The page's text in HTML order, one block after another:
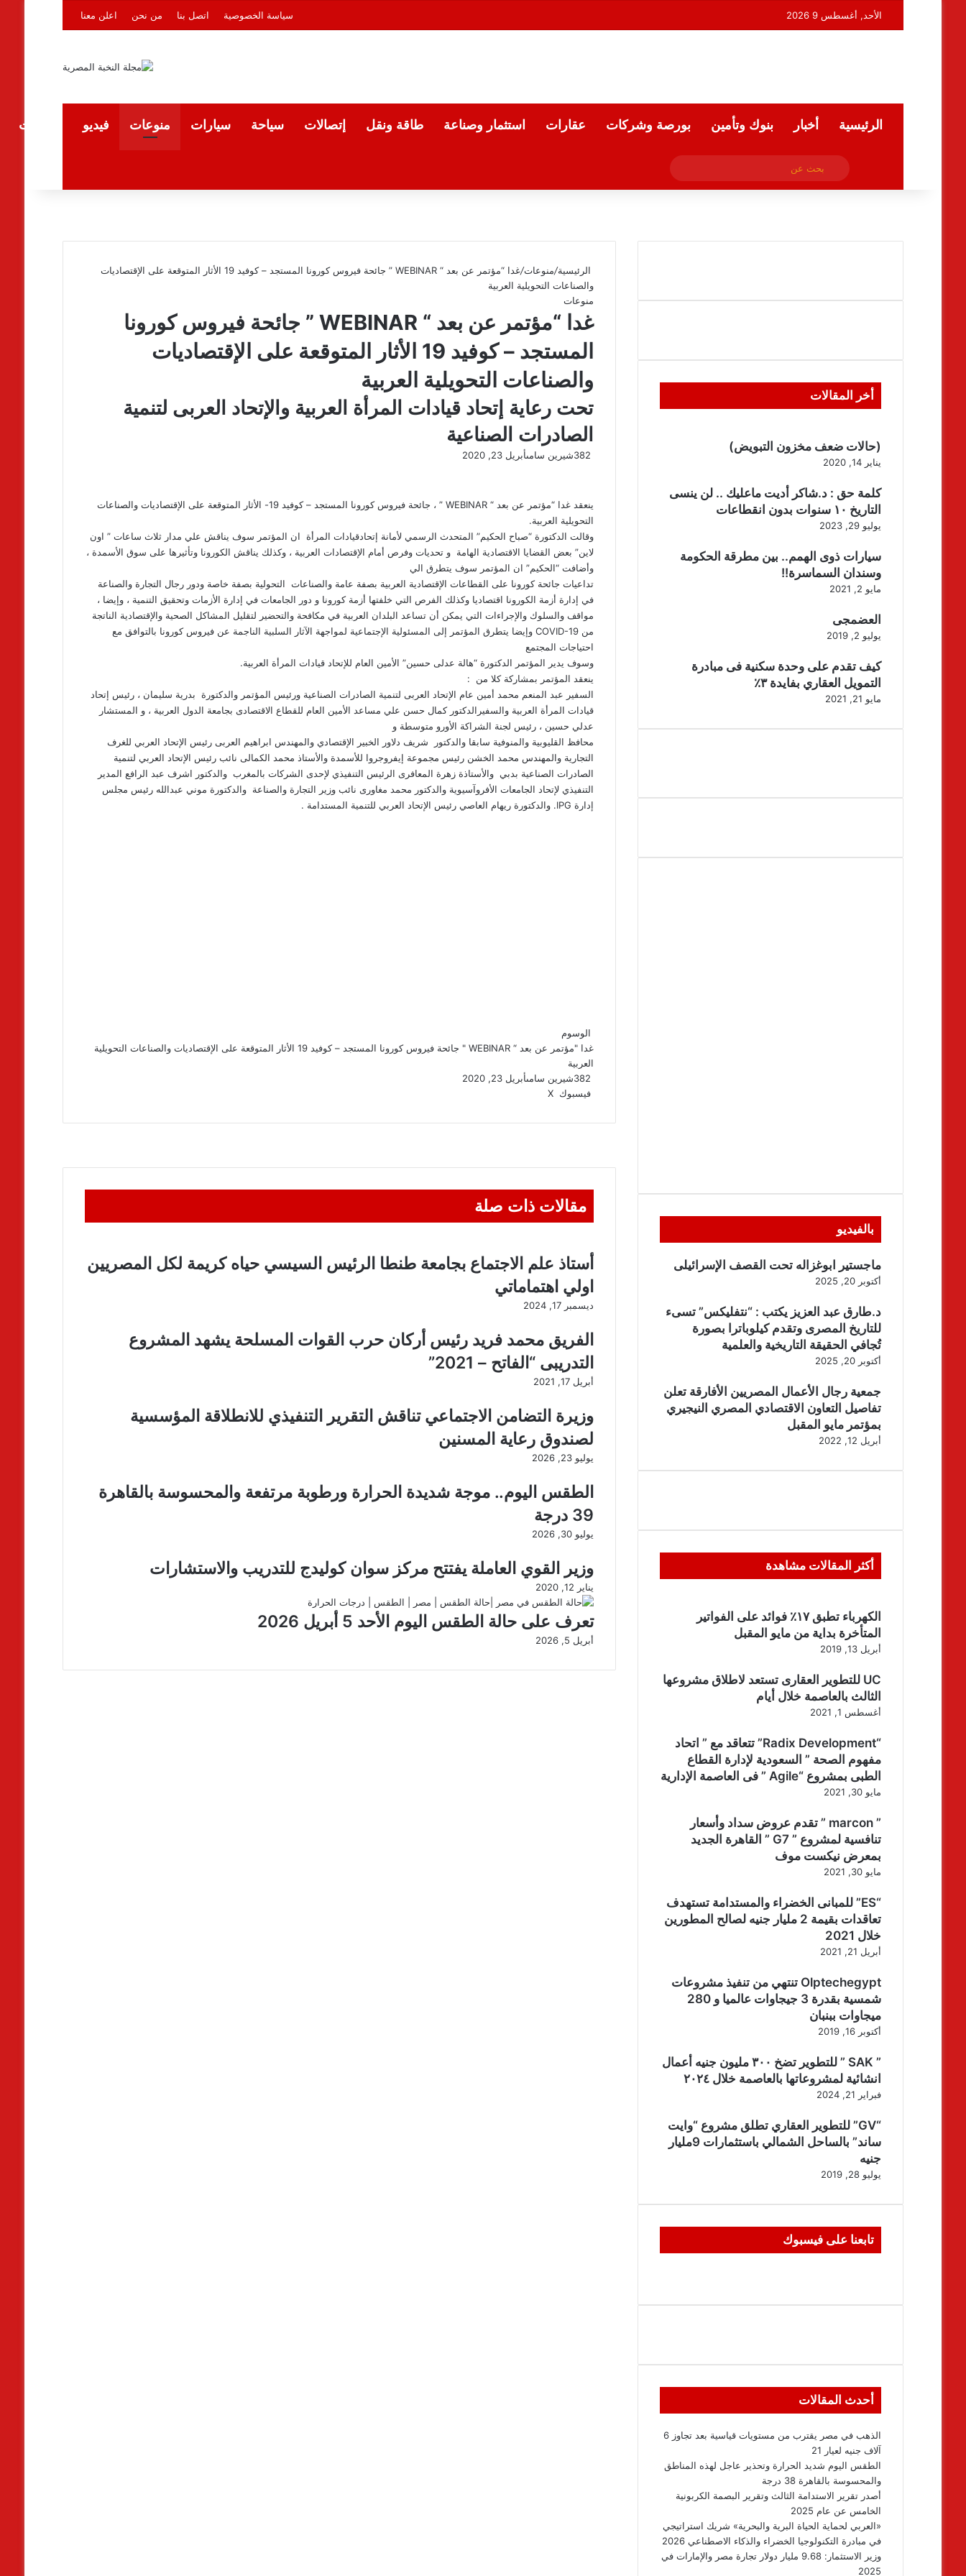
الأحد, أغسطس 9 2026 سياسة الخصوصية اتصل بنا من نحن اعلن معنا
الرئيسية أخبار بنوك وتأمين بورصة وشركات عقارات استثمار وصناعة طاقة ونقل إتصالات سياحة سيارات منوعات فيديو المقالات
فيسبوكملخص الموقع RSS
بحث
عن
الرئيسية/منوعات/
غدا “مؤتمر عن بعد “ WEBINAR ” جائحة فيروس كورونا المستجد – كوفيد 19 الأثار المتوقعة على الإقتصاديات
والصناعات التحويلية العربية
منوعات
غدا “مؤتمر عن بعد “ WEBINAR ” جائحة فيروس كورونا
المستجد – كوفيد 19 الأثار المتوقعة على الإقتصاديات
والصناعات التحويلية العربية
تحت رعاية إتحاد قيادات المرأة العربية والإتحاد العربى لتنمية
الصادرات الصناعية
شيرين سامىأبريل 23, 2020
ينعقد غدا “مؤتمر عن بعد “ WEBINAR ” ، جائحة فيروس كورونا المستجد – كوفيد 19- الأثار المتوقعة على الإقتصاديات والصناعات
التحويلية العربية.
وقالت الدكتورة “صباح الحكيم” المتحدث الرسمي لأمانة إتحادقيادات المرأة ان المؤتمر سوف يناقش علي مدار ثلاث ساعات ” اون
لاين” بعض القضايا الاقتصادية الهامة و تحديات وفرص أمام الإقتصادات العربية ، وكذلك يناقش الكورونا وتأثيرها على سوق الأسمدة ،
وأضافت “الحكيم” ان المؤتمر سوف يتطرق الي
تداعيات جائحة كورونا على القطاعات الإقتصادية العربية بصفة عامة والصناعات التحولية بصفة خاصة ودور رجال التجارة والصناعة
في إدارة أزمة الكورونا اقتصاديا وكذلك الفرص التي خلفتها أزمة كورونا و دور الجامعات في إدارة الأزمات وتحقيق التنمية ، وإيضا ،
مواقف والسلوك والإجراءات التي يمكن أن تساعد البلدان العربية في مكافحة والتحضير لتقليل المشاكل الصحية والإقتصادية الناتجة
من COVID-19 وإيضا يتطرق المؤتمر إلى المسئولية الإجتماعية لمواجهة الآثار السلبية الناجمة عن فيروس كورونا بالتوافق مع
احتياجات المجتمع
وسوف يدير المؤتمر الدكتورة “هالة عدلى حسين” الأمين العام للإتحاد قيادات المرأة العربية.
ينعقد المؤتمر بمشاركة كلا من :
السفير عبد المنعم محمد أمين عام الإتحاد العربى لتنمية الصادرات الصناعية ورئيس المؤتمر والدكتورة بدرية سليمان ، رئيس إتحاد
قيادات المرأة العربية والسفيرالدكتور كمال حسن علي مساعد الأمين العام للقطاع الاقتصادى بجامعة الدول العربية ، و المستشار
عدلي حسين ، رئيس لجنة الشراكة الأورو متوسطة و
محافظ القليوبية والمنوفية سابقا والدكتور شريف دلاور الخبير الإقتصادي والمهندس ابراهيم العربى رئيس الإتحاد العربي للغرف
التجارية والمهندس محمد الخشن رئيس مجموعة إيفروجروا للأسمدة والأستاذ محمد الكمالى نائب رئيس الإتحاد العربي لتنمية
الصادرات الصناعية بدبي والأستاذة زهرة المعافرى الرئيس التنفيذي لإحدى الشركات بالمغرب والدكتور اشرف عبد الرافع المدير
التنفيذي لإتحاد الجامعات الأفروآسيوية والدكتور محمد مغاورى نائب وزير التجارة والصناعة والدكتورة موني عبدالله رئيس مجلس
إدارة IPG. والدكتورة ريهام العاصي رئيس الإتحاد العربي للتنمية المستدامة .
الوسوم
غدا "مؤتمر عن بعد “ WEBINAR " جائحة فيروس كورونا المستجد – كوفيد 19 الأثار المتوقعة على الإقتصاديات والصناعات التحويلية
العربية
شيرين سامىأبريل 23, 2020
فيسبوك ‫X
البريد
مقالات ذات صلة
أستاذ علم الاجتماع بجامعة طنطا الرئيس السيسي حياه كريمة لكل المصريين
اولي اهتماماتي
ديسمبر 17, 2024
الفريق محمد فريد رئيس أركان حرب القوات المسلحة يشهد المشروع
التدريبى “الفاتح – 2021”
أبريل 17, 2021
وزيرة التضامن الاجتماعي تناقش التقرير التنفيذي للانطلاقة المؤسسية
لصندوق رعاية المسنين
يوليو 23, 2026
الطقس اليوم.. موجة شديدة الحرارة ورطوبة مرتفعة والمحسوسة بالقاهرة
39 درجة
يوليو 30, 2026
وزير القوي العاملة يفتتح مركز سوان كوليدج للتدريب والاستشارات
يناير 12, 2020
تعرف على حالة الطقس اليوم الأحد 5 أبريل 2026
أبريل 5, 2026
أخر المقالات
(حالات ضعف مخزون التبويض)
يناير 14, 2020
كلمة حق : د.شاكر أديت ماعليك .. لن ينسى
التاريخ ١٠ سنوات بدون انقطاعات
يوليو 29, 2023
سيارات ذوى الهمم.. بين مطرقة الحكومة
وسندان السماسرة!!
مايو 2, 2021
العضمجى
يوليو 2, 2019
كيف تقدم على وحدة سكنية فى مبادرة
التمويل العقاري بفايدة ٣٪
مايو 21, 2021
بالفيديو
ماجستير ابوغزاله تحت القصف الإسرائيلى
أكتوبر 20, 2025
د.طارق عبد العزيز يكتب : “نتفليكس” تسىء
للتاريخ المصرى وتقدم كيلوباترا بصورة
تُجافي الحقيقة التاريخية والعلمية
أكتوبر 20, 2025
جمعية رجال الأعمال المصريين الأفارقة تعلن
تفاصيل التعاون الاقتصادي المصري النيجيري
بمؤتمر مايو المقبل
أبريل 12, 2022
أكثر المقالات مشاهدة
الكهرباء تطبق ١٧٪ فوائد على الفواتير
المتأخرة بداية من مايو المقبل
أبريل 13, 2019
UC للتطوير العقارى تستعد لاطلاق مشروعها
الثالث بالعاصمة خلال أيام
أغسطس 1, 2021
“Radix Development” تتعاقد مع ” اتحاد
مفهوم الصحة ” السعودية لإدارة القطاع
الطبى بمشروع “Agile ” فى العاصمة الإدارية
مايو 30, 2021
” marcon ” تقدم عروض سداد وأسعار
تنافسية لمشروع ” G7 ” القاهرة الجديد
بمعرض نيكست موف
مايو 30, 2021
“ES” للمبانى الخضراء والمستدامة تستهدف
تعاقدات بقيمة 2 مليار جنيه لصالح المطورين
خلال 2021
أبريل 21, 2021
Olptechegypt تنتهي من تنفيذ مشروعات
شمسية بقدرة 3 جيجاوات عالميا و 280
ميجاوات ببنبان
أكتوبر 16, 2019
” SAK ” للتطوير تضخ ٣٠٠ مليون جنيه أعمال
انشائية لمشروعاتها بالعاصمة خلال ٢٠٢٤
فبراير 21, 2024
“GV” للتطوير العقاري تطلق مشروع “وايت
ساند” بالساحل الشمالي باستثمارات 9مليار
جنيه
يوليو 28, 2019
تابعنا على فيسبوك
أحدث المقالات
الذهب في مصر يقترب من مستويات قياسية بعد تجاوز 6
آلاف جنيه لعيار 21
الطقس اليوم شديد الحرارة وتحذير عاجل لهذه المناطق
والمحسوسة بالقاهرة 38 درجة
أصدر تقرير الاستدامة الثالث وتقرير البصمة الكربونية
الخامس عن عام 2025
«العربي لحماية الحياة البرية والبحرية» شريك استراتيجي
في مبادرة التكنولوجيا الخضراء والذكاء الاصطناعي 2026
وزير الاستثمار: 9.68 مليار دولار تجارة مصر والإمارات في
2025